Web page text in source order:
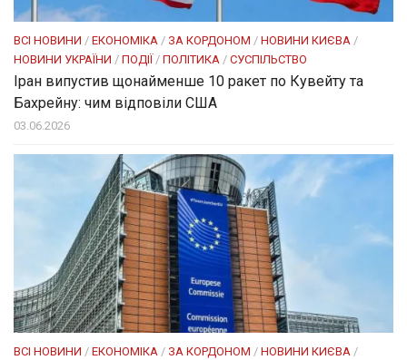
ВСІ НОВИНИ / ЕКОНОМІКА / ЗА КОРДОНОМ / НОВИНИ КИЄВА /
НОВИНИ УКРАЇНИ / ПОДІЇ / ПОЛІТИКА / СУСПІЛЬСТВО
Іран випустив щонайменше 10 ракет по Кувейту та
Бахрейну: чим відповіли США
03.06.2026
ВСІ НОВИНИ / ЕКОНОМІКА / ЗА КОРДОНОМ / НОВИНИ КИЄВА /